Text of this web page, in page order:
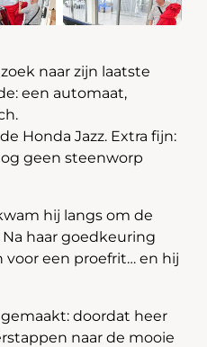
naar zijn laatste
een automaat,
Honda Jazz. Extra fijn:
geen steenworp
hij langs om de
haar goedkeuring
voor een proefrit… en hij
doordat heer
naar de mooie